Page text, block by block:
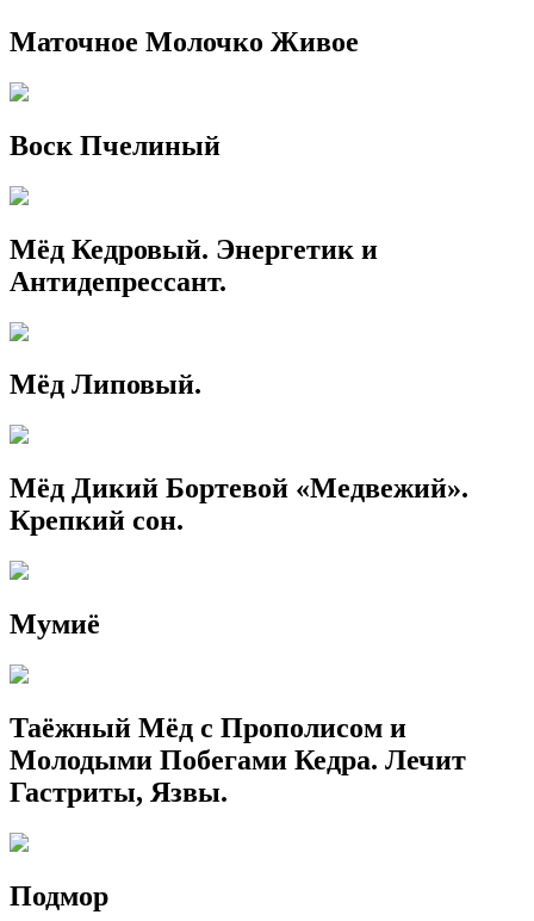
Маточное Молочко Живое
Воск Пчелиный
Мёд Кедровый. Энергетик и
Антидепрессант.
Мёд Липовый.
Мёд Дикий Бортевой «Медвежий».
Крепкий сон.
Мумиё
Таёжный Мёд с Прополисом и
Молодыми Побегами Кедра. Лечит
Гастриты, Язвы.
Подмор